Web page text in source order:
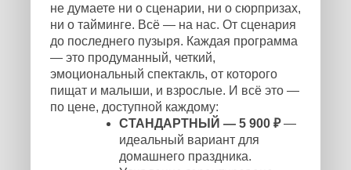
не думаете ни о сценарии, ни о сюрпризах,
ни о тайминге. Всё — на нас. От сценария
до последнего пузыря. Каждая программа
— это продуманный, четкий,
эмоциональный спектакль, от которого
пищат и малыши, и взрослые. И всё это —
по цене, доступной каждому:
СТАНДАРТНЫЙ — 5 900 ₽—
идеальный вариант для
домашнего праздника.